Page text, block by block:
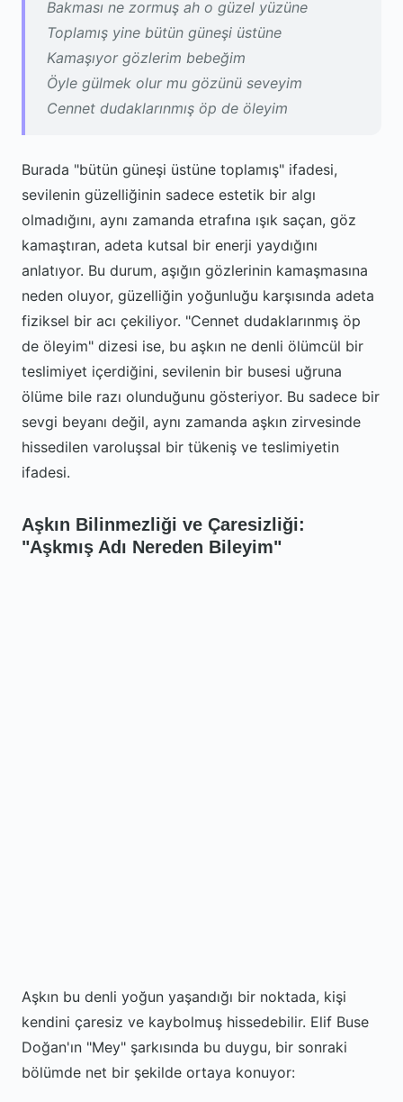
Bakması ne zormuş ah o güzel yüzüne
Toplamış yine bütün güneşi üstüne
Kamaşıyor gözlerim bebeğim
Öyle gülmek olur mu gözünü seveyim
Cennet dudaklarınmış öp de öleyim
Burada "bütün güneşi üstüne toplamış" ifadesi,
sevilenin güzelliğinin sadece estetik bir algı
olmadığını, aynı zamanda etrafına ışık saçan, göz
kamaştıran, adeta kutsal bir enerji yaydığını
anlatıyor. Bu durum, aşığın gözlerinin kamaşmasına
neden oluyor, güzelliğin yoğunluğu karşısında adeta
fiziksel bir acı çekiliyor. "Cennet dudaklarınmış öp
de öleyim" dizesi ise, bu aşkın ne denli ölümcül bir
teslimiyet içerdiğini, sevilenin bir busesi uğruna
ölüme bile razı olunduğunu gösteriyor. Bu sadece bir
sevgi beyanı değil, aynı zamanda aşkın zirvesinde
hissedilen varoluşsal bir tükeniş ve teslimiyetin
ifadesi.
Aşkın Bilinmezliği ve Çaresizliği:
"Aşkmış Adı Nereden Bileyim"
Aşkın bu denli yoğun yaşandığı bir noktada, kişi
kendini çaresiz ve kaybolmuş hissedebilir. Elif Buse
Doğan'ın "Mey" şarkısında bu duygu, bir sonraki
bölümde net bir şekilde ortaya konuyor: